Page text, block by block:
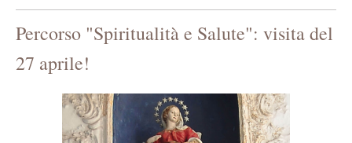
Percorso "Spiritualità e Salute": visita del
27 aprile!